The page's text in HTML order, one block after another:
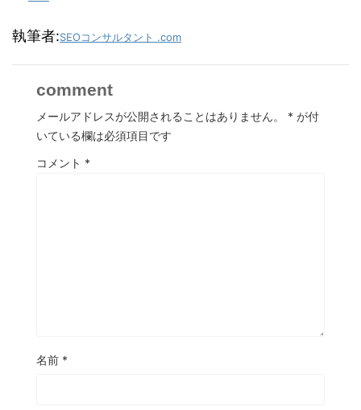
執筆者:SEOコンサルタント .com
comment
メールアドレスが公開されることはありません。 * が付
いている欄は必須項目です
コメント *
名前 *